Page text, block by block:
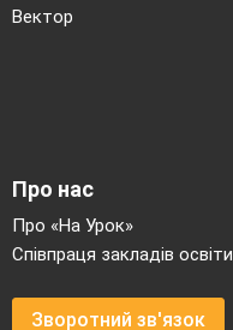
Вектор
Про нас
Про «На Урок»
Співпраця закладів освіти
Зворотний зв'язок